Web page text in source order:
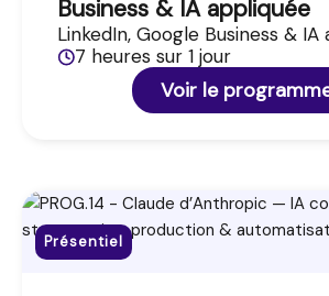
Business & IA appliquée
LinkedIn, Google Business & IA
7 heures sur 1 jour
Voir le
Présentiel